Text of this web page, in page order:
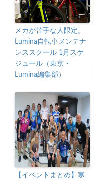
メカが苦手な人限定。
Lumina自転車メンテナ
ンススクール 1月スケ
ジュール（東京・
Lumina編集部）
【イベントまとめ】寒